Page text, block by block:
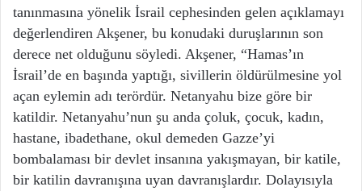
tanınmasına yönelik İsrail cephesinden gelen açıklamayı
değerlendiren Akşener, bu konudaki duruşlarının son
derece net olduğunu söyledi. Akşener, “Hamas’ın
İsrail’de en başında yaptığı, sivillerin öldürülmesine yol
açan eylemin adı terördür. Netanyahu bize göre bir
katildir. Netanyahu’nun şu anda çoluk, çocuk, kadın,
hastane, ibadethane, okul demeden Gazze’yi
bombalaması bir devlet insanına yakışmayan, bir katile,
bir katilin davranışına uyan davranışlardır. Dolayısıyla